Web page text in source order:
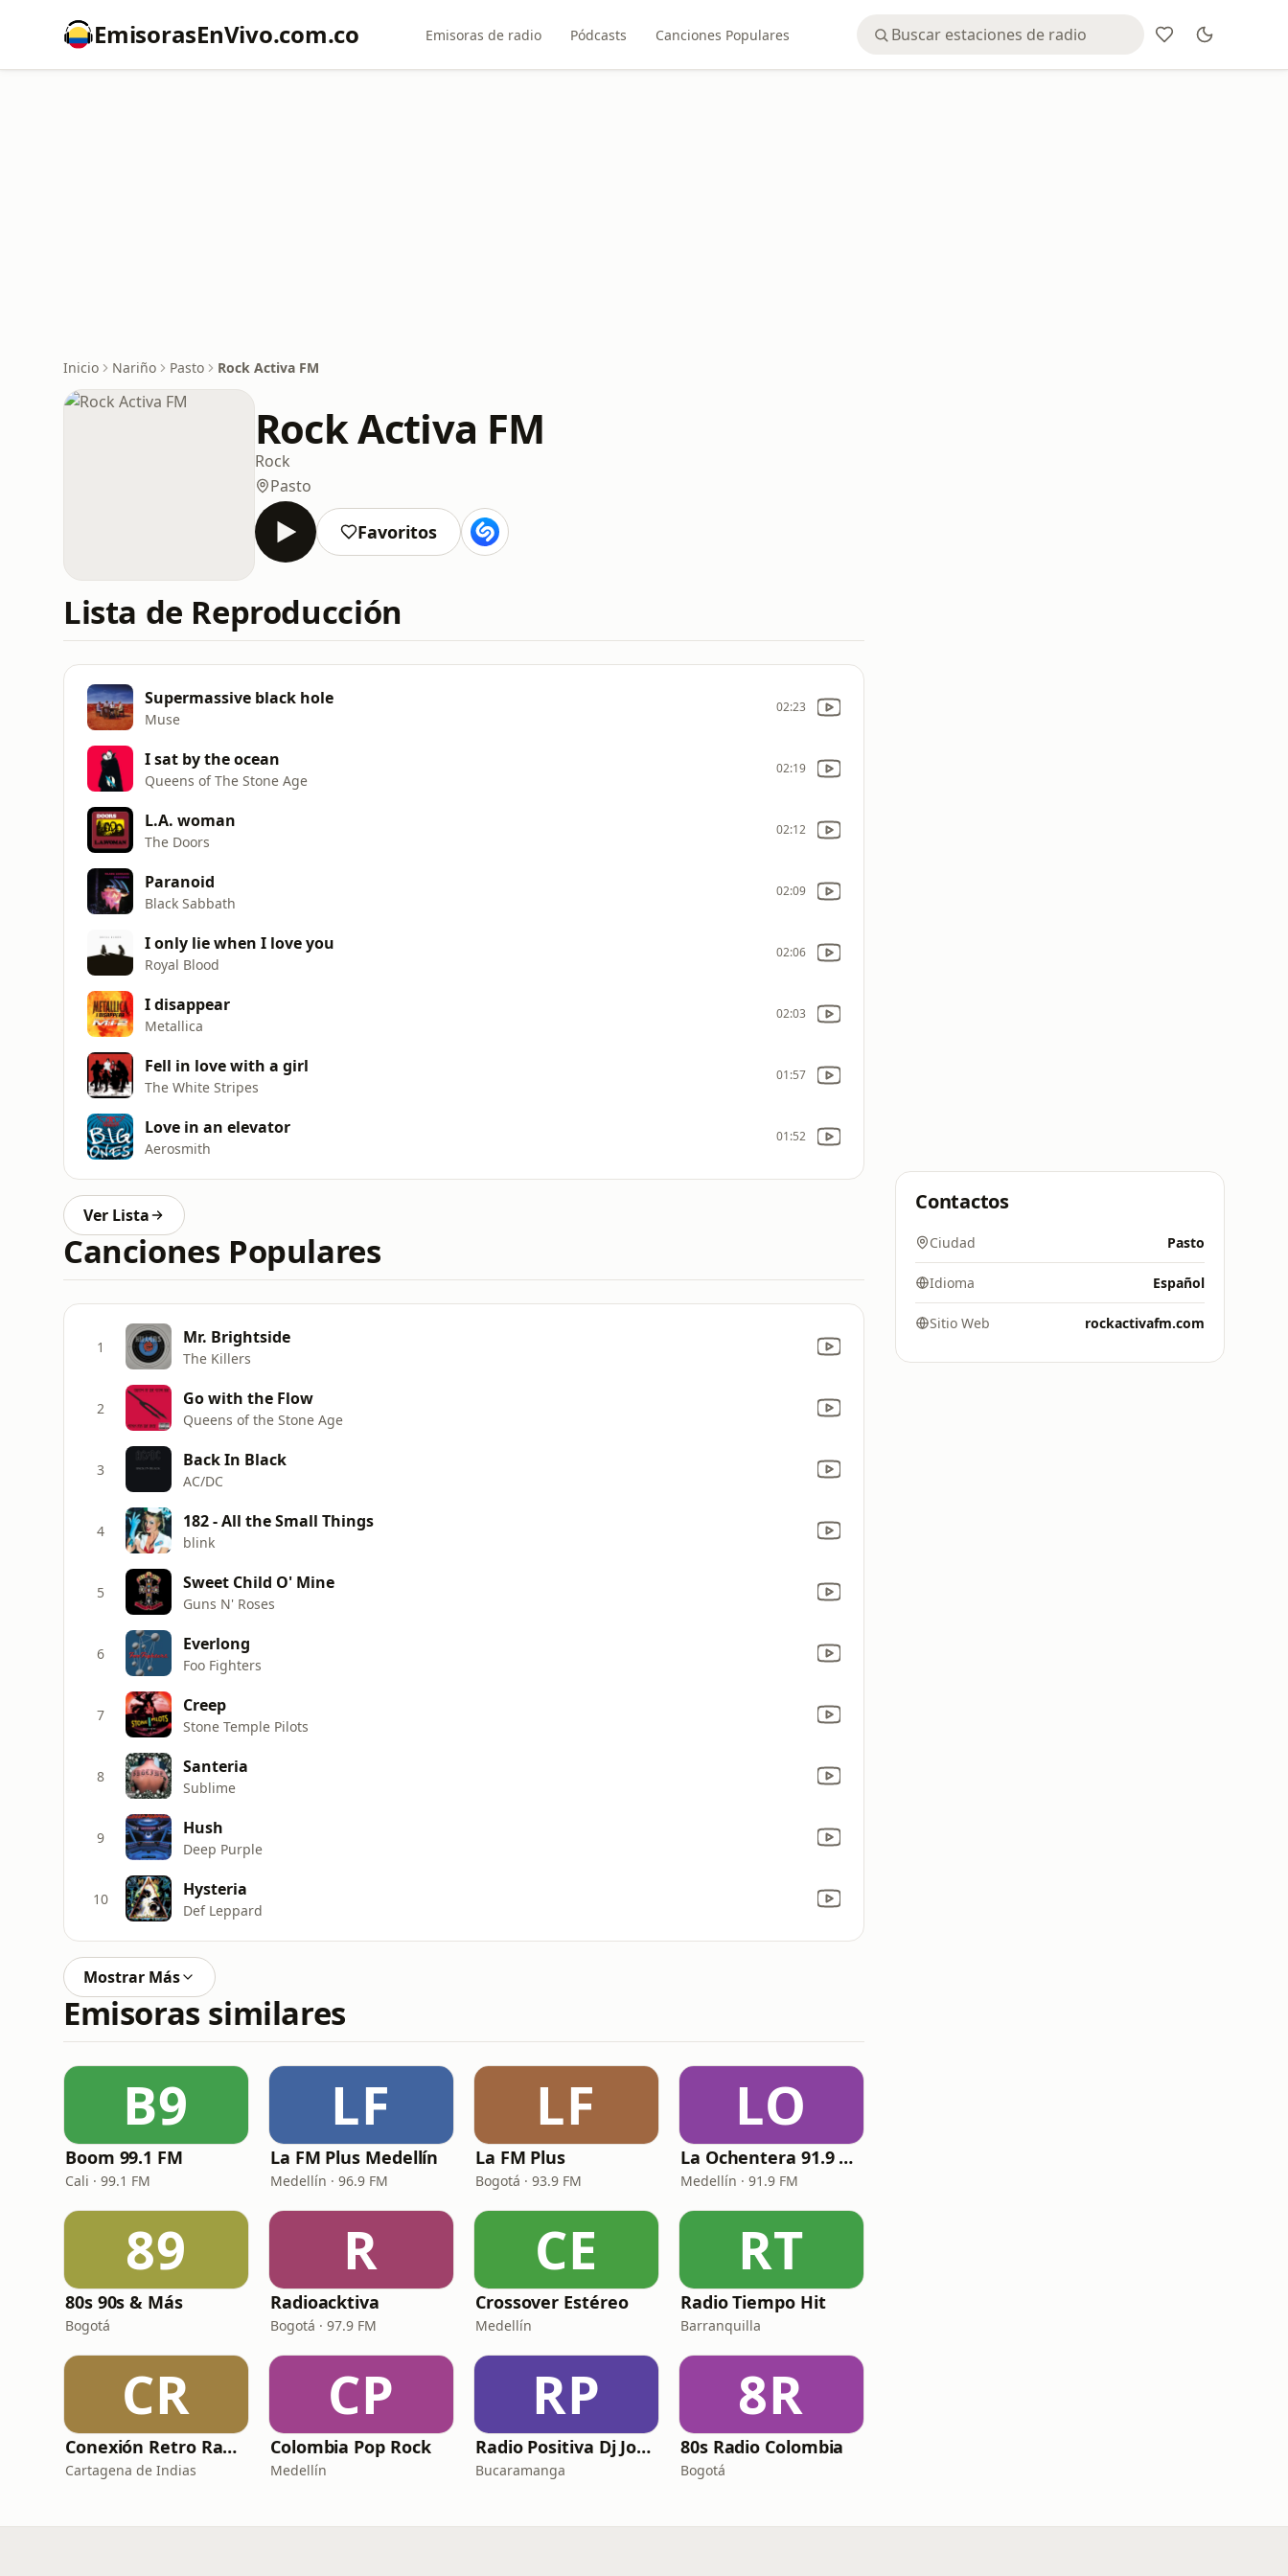
EmisorasEnVivo.com.co Emisoras de radio Pódcasts Canciones Populares
Inicio Nariño Pasto Rock Activa FM
Rock Activa FM
Rock
Pasto
Favoritos
Lista de Reproducción
Supermassive black hole
Muse
02:23
I sat by the ocean
Queens of The Stone Age
02:19
L.A. woman
The Doors
02:12
Paranoid
Black Sabbath
02:09
I only lie when I love you
Royal Blood
02:06
I disappear
Metallica
02:03
Fell in love with a girl
The White Stripes
01:57
Love in an elevator
Aerosmith
01:52
Ver Lista
Canciones Populares
1 Mr. Brightside
The Killers
2 Go with the Flow
Queens of the Stone Age
3 Back In Black
AC/DC
4 182 - All the Small Things
blink
5 Sweet Child O' Mine
Guns N' Roses
6 Everlong
Foo Fighters
7 Creep
Stone Temple Pilots
8 Santeria
Sublime
9 Hush
Deep Purple
10 Hysteria
Def Leppard
Mostrar Más
Emisoras similares
B9
Boom 99.1 FM
Cali · 99.1 FM
LF
La FM Plus Medellín
Medellín · 96.9 FM
LF
La FM Plus
Bogotá · 93.9 FM
LO
La Ochentera 91.9 FM
Medellín · 91.9 FM
89
80s 90s & Más
Bogotá
R
Radioacktiva
Bogotá · 97.9 FM
CE
Crossover Estéreo
Medellín
RT
Radio Tiempo Hit
Barranquilla
CR
Conexión Retro Radio
Cartagena de Indias
CP
Colombia Pop Rock
Medellín
RP
Radio Positiva Dj Jorge
Bucaramanga
8R
80s Radio Colombia
Bogotá
Contactos
Ciudad Pasto
Idioma Español
Sitio Web rockactivafm.com